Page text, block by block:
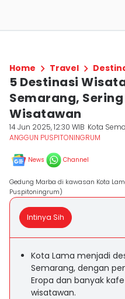
Home Travel
5 Destinasi
Semarang,
Wisatawan
14 Jun 2025, 12:30 WIB Kota
ANGGUN PUSPITONINGRUM
News Channel
Gedung Marba di kawasan Kota
Puspitoningrum)
Intinya Sih
Kota Lama menjadi
Semarang, dengan
Eropa dan banyak
wisatawan.